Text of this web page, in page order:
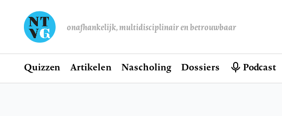
onafhankelijk, multidisciplinair en betrouwbaar
Hoofdnavigatie
Home
Quizzen Artikelen Nascholing Dossiers Podcast